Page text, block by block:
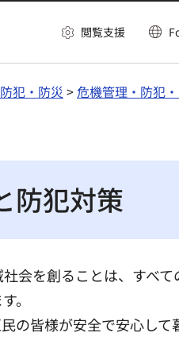
閲覧支援
犯・防災 >危機管理・防犯
防犯対策
会を創ることは、すべ
。
の皆様が安全で安心し